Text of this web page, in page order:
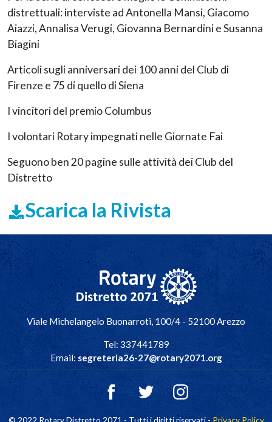
distrettuali: interviste ad Antonella Mansi, Giacomo
Aiazzi, Annalisa Verugi, Giovanna Bernardini e Susanna
Biagini
Articoli sugli anniversari dei 100 anni del Club di
Firenze e 75 di quello di Siena
I vincitori del premio Columbus
I volontari Rotary impegnati nelle Giornate Fai
Seguono ben 20 pagine sulle attività dei Club del
Distretto
Scarica la Rivista
Navigazione principale
Viale Michelangelo Buonarroti, 100/4 - 52100 Arezzo
Tel: 337441789
Email:segreteria26-27@rotary2071.org